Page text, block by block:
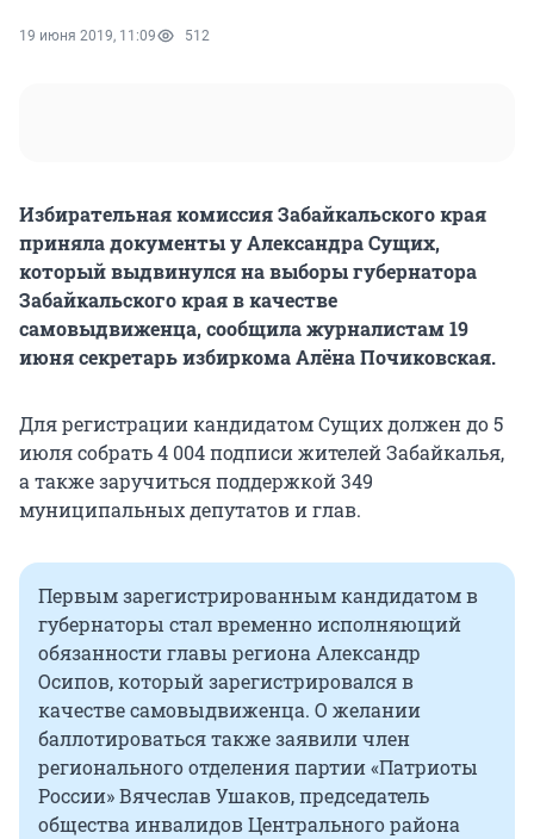
19 июня 2019, 11:09 512
Избирательная комиссия Забайкальского края
приняла документы у Александра Сущих,
который выдвинулся на выборы губернатора
Забайкальского края в качестве
самовыдвиженца, сообщила журналистам 19
июня секретарь избиркома Алёна Почиковская.
Для регистрации кандидатом Сущих должен до 5
июля собрать 4 004 подписи жителей Забайкалья,
а также заручиться поддержкой 349
муниципальных депутатов и глав.
Первым зарегистрированным кандидатом в
губернаторы стал временно исполняющий
обязанности главы региона Александр
Осипов, который зарегистрировался в
качестве самовыдвиженца. О желании
баллотироваться также заявили член
регионального отделения партии «Патриоты
России» Вячеслав Ушаков, председатель
общества инвалидов Центрального района